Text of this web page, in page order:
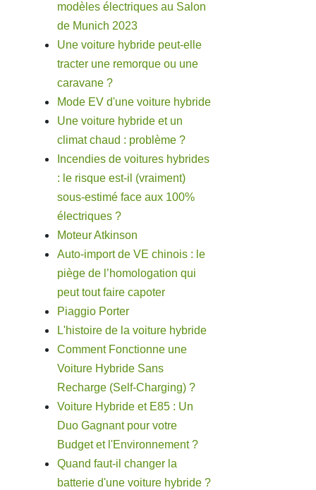
modèles électriques au Salon
de Munich 2023
Une voiture hybride peut-elle
tracter une remorque ou une
caravane ?
Mode EV d'une voiture hybride
Une voiture hybride et un
climat chaud : problème ?
Incendies de voitures hybrides
: le risque est-il (vraiment)
sous-estimé face aux 100%
électriques ?
Moteur Atkinson
Auto-import de VE chinois : le
piège de l’homologation qui
peut tout faire capoter
Piaggio Porter
L'histoire de la voiture hybride
Comment Fonctionne une
Voiture Hybride Sans
Recharge (Self-Charging) ?
Voiture Hybride et E85 : Un
Duo Gagnant pour votre
Budget et l'Environnement ?
Quand faut-il changer la
batterie d'une voiture hybride ?